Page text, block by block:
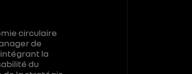
circulaire
de
la
du